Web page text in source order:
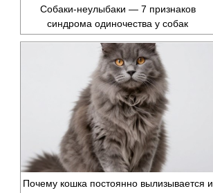
Собаки-неулыбаки — 7 признаков
синдрома одиночества у собак
Почему кошка постоянно вылизывается и